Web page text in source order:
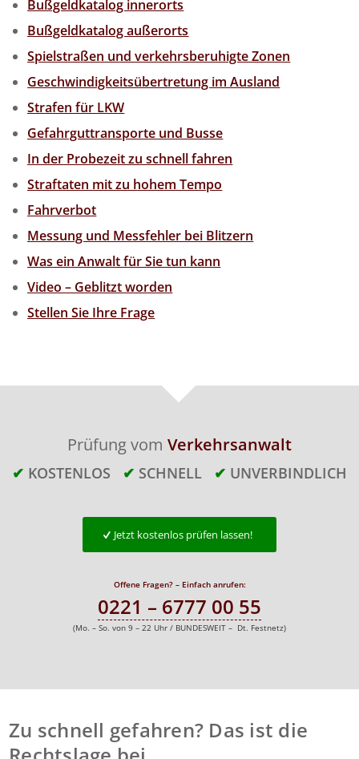
Bußgeldkatalog innerorts
Bußgeldkatalog außerorts
Spielstraßen und verkehrsberuhigte Zonen
Geschwindigkeitsübertretung im Ausland
Strafen für LKW
Gefahrguttransporte und Busse
In der Probezeit zu schnell fahren
Straftaten mit zu hohem Tempo
Fahrverbot
Messung und Messfehler bei Blitzern
Was ein Anwalt für Sie tun kann
Video – Geblitzt worden
Stellen Sie Ihre Frage
Prüfung vom Verkehrsanwalt
✔ KOSTENLOS ✔ SCHNELL ✔ UNVERBINDLICH
Jetzt kostenlos prüfen lassen!
Offene Fragen? – Einfach anrufen:
0221 – 6777 00 55
(Mo. – So. von 9 – 22 Uhr / BUNDESWEIT – Dt. Festnetz)
Zu schnell gefahren? Das ist die